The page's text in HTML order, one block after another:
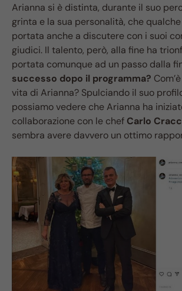
Arianna si è distinta, durante il suo
grinta e la sua personalità, che qualche
portata anche a discutere con i suoi
giudici. Il talento, però, alla fine ha
portata comunque ad un passo dalla
successo dopo il programma?
vita di Arianna? Spulciando il suo
possiamo vedere che Arianna ha
collaborazione con le chef Carlo
sembra avere davvero un ottimo